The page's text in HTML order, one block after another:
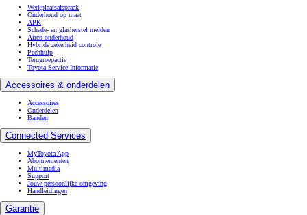
Werkplaatsafspraak
Onderhoud op maat
APK
Schade- en glasherstel melden
Airco onderhoud
Hybride zekerheid controle
Pechhulp
Terugroepactie
Toyota Service Informatie
Accessoires & onderdelen
Accessoires
Onderdelen
Banden
Connected Services
MyToyota App
Abonnementen
Multimedia
Support
Jouw persoonlijke omgeving
Handleidingen
Garantie